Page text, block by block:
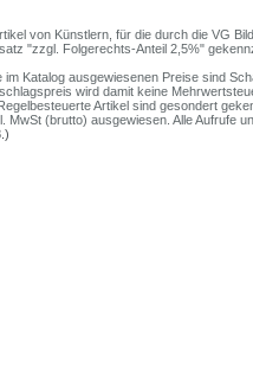
von Künstlern, für die durch die VG
"zzgl. Folgerechts-Anteil 2,5%"
im Katalog ausgewiesenen Preise sind
wird damit keine
Artikel sind gesondert
MwSt (brutto) ausgewiesen. Alle Aufrufe